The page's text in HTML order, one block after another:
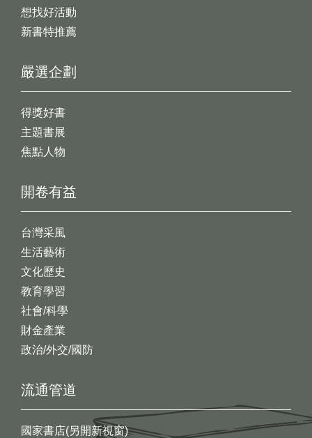
想找好活動
新書特推薦
開卷有益
台灣采風
生活藝術
文化歷史
教育學習
社會/科學
財金產業
政治/外交/國防
嚴選企劃
得獎好書
主題書展
焦點人物
流通管道
國家書店(另開新視窗)